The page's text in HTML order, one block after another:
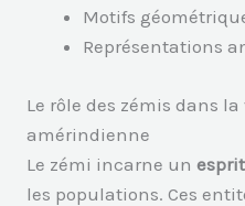
Motifs
Représentations
Le rôle des zémis dans
amérindienne
Le zémi incarne un
les populations. Ces